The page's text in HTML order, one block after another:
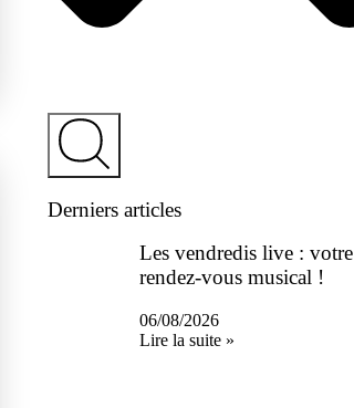
Derniers articles
Les vendredis live : votre
rendez-vous musical !
06/08/2026
Lire la suite »